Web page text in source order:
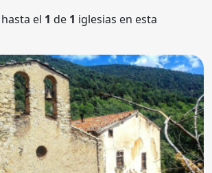
hasta el 1 de 1 iglesias en esta